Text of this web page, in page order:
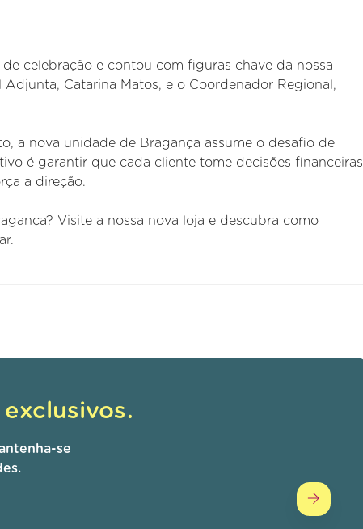
celebração e contou com figuras chave da nossa
Catarina Matos, e o Coordenador Regional,
a nova unidade de Bragança assume o desafio de
é garantir que cada cliente tome decisões financeiras
a direção.
Visite a nossa nova loja e descubra como
se